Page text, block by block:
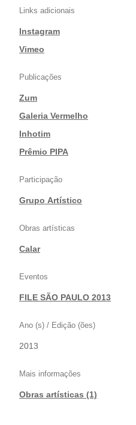
Links adicionais
Instagram
|Vimeo
Publicações
Zum
|Galeria Vermelho
|Inhotim
|Prêmio PIPA
Participação
Grupo Artístico
Obras artísticas
Calar
Eventos
FILE SÃO PAULO 2013
Ano (s) / Edição (ões)
2013
Mais informações
Obras artísticas (1)